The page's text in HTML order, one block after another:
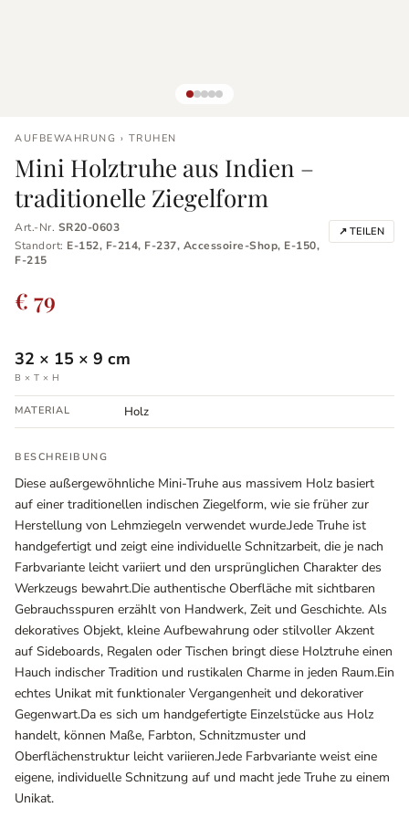
AUFBEWAHRUNG › TRUHEN
Mini Holztruhe aus Indien –
traditionelle Ziegelform
Art.-Nr. SR20-0603
Standort: E-152, F-214, F-237, Accessoire-Shop, E-150,
F-215
↗ TEILEN
€ 79
32 × 15 × 9 cm
B × T × H
MATERIAL Holz
BESCHREIBUNG
Diese außergewöhnliche Mini-Truhe aus massivem Holz basiert
auf einer traditionellen indischen Ziegelform, wie sie früher zur
Herstellung von Lehmziegeln verwendet wurde.Jede Truhe ist
handgefertigt und zeigt eine individuelle Schnitzarbeit, die je nach
Farbvariante leicht variiert und den ursprünglichen Charakter des
Werkzeugs bewahrt.Die authentische Oberfläche mit sichtbaren
Gebrauchsspuren erzählt von Handwerk, Zeit und Geschichte. Als
dekoratives Objekt, kleine Aufbewahrung oder stilvoller Akzent
auf Sideboards, Regalen oder Tischen bringt diese Holztruhe einen
Hauch indischer Tradition und rustikalen Charme in jeden Raum.Ein
echtes Unikat mit funktionaler Vergangenheit und dekorativer
Gegenwart.Da es sich um handgefertigte Einzelstücke aus Holz
handelt, können Maße, Farbton, Schnitzmuster und
Oberflächenstruktur leicht variieren.Jede Farbvariante weist eine
eigene, individuelle Schnitzung auf und macht jede Truhe zu einem
Unikat.
Ausstellungsräume
Wiener Straße – Werkstraße 111
2700 Wiener Neustadt
In WinStage
+43 2622 255 66 12
office@indianliving.at